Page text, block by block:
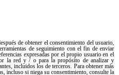
IA Privacy policy Cookie policy
de obtener el consentimiento del usuario,
de seguimiento con el fin de enviar
expresadas por el propio usuario en el
la red y / o para la propósito de analizar y
incluidos los de terceros. Para obtener más
incluso si niega su consentimiento, consulte la